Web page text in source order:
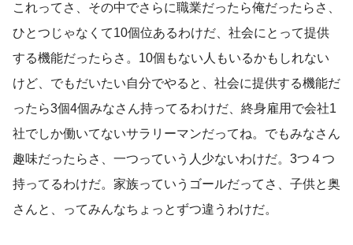
これってさ、その中でさらに職業だったら俺だったらさ、
ひとつじゃなくて10個位あるわけだ、社会にとって提供
する機能だったらさ。10個もない人もいるかもしれない
けど、でもだいたい自分でやると、社会に提供する機能だ
ったら3個4個みなさん持ってるわけだ、終身雇用で会社1
社でしか働いてないサラリーマンだってね。でもみなさん
趣味だったらさ、一つっていう人少ないわけだ。3つ４つ
持ってるわけだ。家族っていうゴールだってさ、子供と奥
さんと、ってみんなちょっとずつ違うわけだ。